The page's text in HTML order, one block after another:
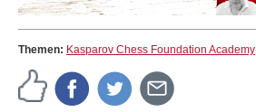
Themen: Kasparov Chess Foundation Academy